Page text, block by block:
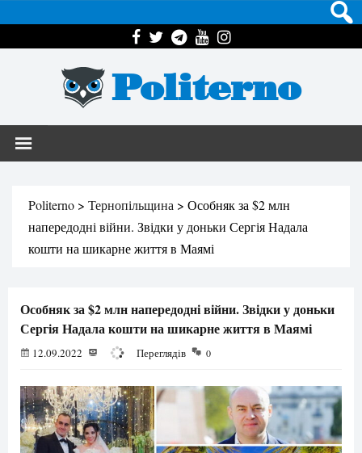
Politerno
Politerno > Тернопільщина > Особняк за $2 млн
напередодні війни. Звідки у доньки Сергія Надала
кошти на шикарне життя в Маямі
Особняк за $2 млн напередодні війни. Звідки у доньки
Сергія Надала кошти на шикарне життя в Маямі
12.09.2022 154952 Переглядів 0